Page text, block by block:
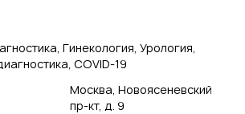
Гинекология, Урология,
COVID-19
Москва, Новоясеневский
пр-кт, д. 9